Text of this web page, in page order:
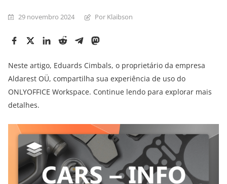
29 novembro 2024 Por Klaibson
Neste artigo, Eduards Cimbals, o proprietário da empresa
Aldarest OÜ, compartilha sua experiência de uso do
ONLYOFFICE Workspace. Continue lendo para explorar mais
detalhes.